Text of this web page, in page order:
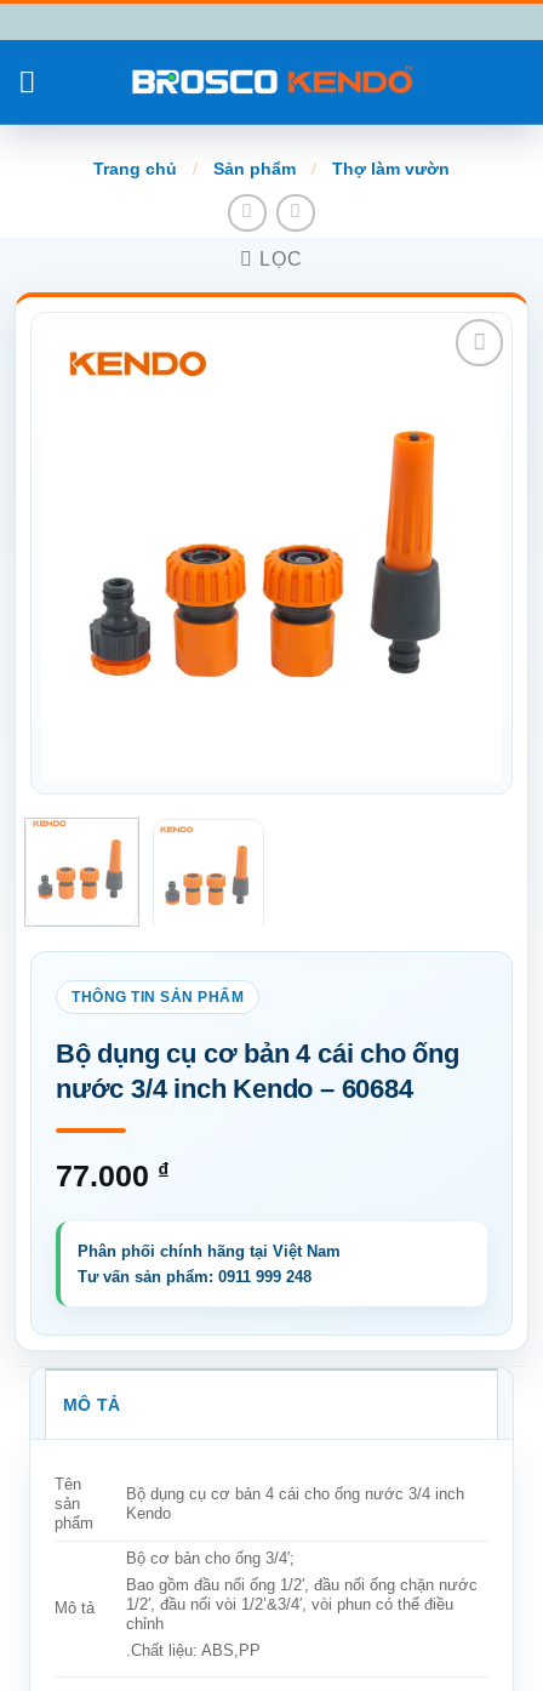
đến
nội
Trang chủ / Sản phẩm / Thợ làm vườn
LỌC
Bộ dụng cụ cơ bản 4 cái cho ống
nước 3/4 inch Kendo – 60684
77.000 ₫
MÔ TẢ
Tên
sản
phẩm
Bộ dụng cụ cơ bản 4 cái cho ống nước 3/4 inch
Kendo
Mô tả
Bộ cơ bản cho ống 3/4′;
Bao gồm đầu nối ống 1/2′, đầu nối ống chặn nước
1/2′, đầu nối vòi 1/2’&3/4′, vòi phun có thể điều
chỉnh
.Chất liệu: ABS,PP